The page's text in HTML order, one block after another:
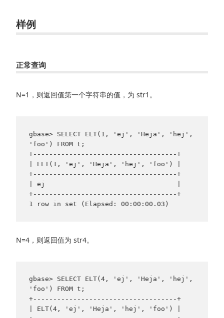
样例
正常查询
N=1，则返回值第一个字符串的值，为 str1。
gbase> SELECT ELT(1, 'ej', 'Heja', 'hej',
'foo') FROM t;
+------------------------------------+
| ELT(1, 'ej', 'Heja', 'hej', 'foo') |
+------------------------------------+
| ej                                 |
+------------------------------------+
N=4，则返回值为 str4。
gbase> SELECT ELT(4, 'ej', 'Heja', 'hej',
'foo') FROM t;
+------------------------------------+
| ELT(4, 'ej', 'Heja', 'hej', 'foo') |